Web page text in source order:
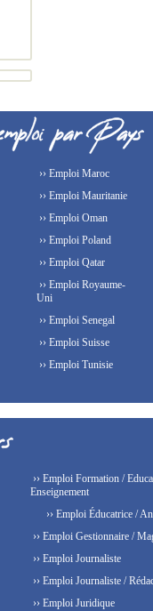
›› Emploi Maroc
›› Emploi Mauritanie
›› Emploi Oman
›› Emploi Poland
›› Emploi Qatar
›› Emploi Royaume-
Uni
›› Emploi Senegal
›› Emploi Suisse
›› Emploi Tunisie
›› Emploi Formation /
Enseignement
›› Emploi Éducatrice /
›› Emploi Gestionnaire /
›› Emploi Journaliste
›› Emploi Journaliste /
›› Emploi Juridique